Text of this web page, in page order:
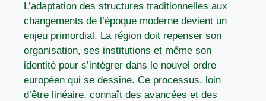
L’adaptation des structures traditionnelles aux
changements de l’époque moderne devient un
enjeu primordial. La région doit repenser son
organisation, ses institutions et même son
identité pour s’intégrer dans le nouvel ordre
européen qui se dessine. Ce processus, loin
d’être linéaire, connaît des avancées et des